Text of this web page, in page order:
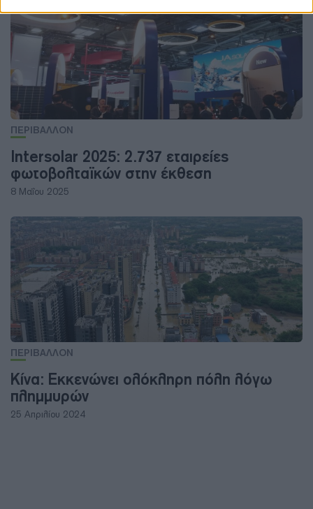
ΠΕΡΙΒΑΛΛΟΝ
Intersolar 2025: 2.737 εταιρείες
φωτοβολταϊκών στην έκθεση
8 Μαΐου 2025
ΠΕΡΙΒΑΛΛΟΝ
Κίνα: Eκκενώνει ολόκληρη πόλη λόγω
πλημμυρών
25 Απριλίου 2024